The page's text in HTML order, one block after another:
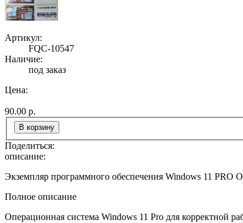
Артикул:
FQC-10547
Наличие:
под заказ
Цена:
90.00 р.
В корзину
Поделиться:
описание:
Экземпляр программного обеспечения Windows 11 PRO
Полное описание
Операционная система Windows 11 Pro для корректной